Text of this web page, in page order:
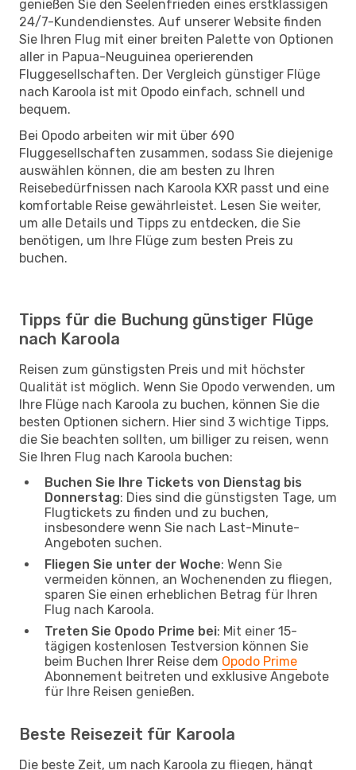
genießen Sie den Seelenfrieden eines erstklassigen
24/7-Kundendienstes. Auf unserer Website finden
Sie Ihren Flug mit einer breiten Palette von Optionen
aller in Papua-Neuguinea operierenden
Fluggesellschaften. Der Vergleich günstiger Flüge
nach Karoola ist mit Opodo einfach, schnell und
bequem.
Bei Opodo arbeiten wir mit über 690
Fluggesellschaften zusammen, sodass Sie diejenige
auswählen können, die am besten zu Ihren
Reisebedürfnissen nach Karoola KXR passt und eine
komfortable Reise gewährleistet. Lesen Sie weiter,
um alle Details und Tipps zu entdecken, die Sie
benötigen, um Ihre Flüge zum besten Preis zu
buchen.
Tipps für die Buchung günstiger Flüge
nach Karoola
Reisen zum günstigsten Preis und mit höchster
Qualität ist möglich. Wenn Sie Opodo verwenden, um
Ihre Flüge nach Karoola zu buchen, können Sie die
besten Optionen sichern. Hier sind 3 wichtige Tipps,
die Sie beachten sollten, um billiger zu reisen, wenn
Sie Ihren Flug nach Karoola buchen:
Buchen Sie Ihre Tickets von Dienstag bis
Donnerstag: Dies sind die günstigsten Tage, um
Flugtickets zu finden und zu buchen,
insbesondere wenn Sie nach Last-Minute-
Angeboten suchen.
Fliegen Sie unter der Woche: Wenn Sie
vermeiden können, an Wochenenden zu fliegen,
sparen Sie einen erheblichen Betrag für Ihren
Flug nach Karoola.
Treten Sie Opodo Prime bei: Mit einer 15-
tägigen kostenlosen Testversion können Sie
beim Buchen Ihrer Reise dem Opodo Prime
Abonnement beitreten und exklusive Angebote
für Ihre Reisen genießen.
Beste Reisezeit für Karoola
Die beste Zeit, um nach Karoola zu fliegen, hängt